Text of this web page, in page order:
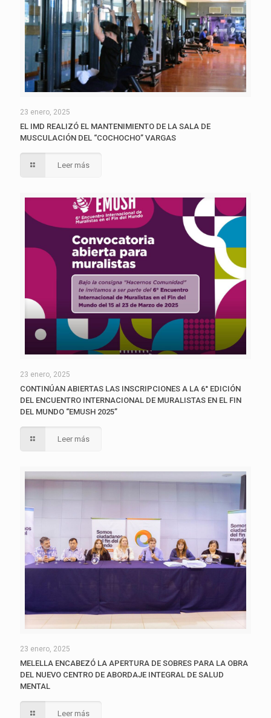
23 enero, 2025
EL IMD REALIZÓ EL MANTENIMIENTO DE LA SALA DE
MUSCULACIÓN DEL “COCHOCHO” VARGAS
Leer más
23 enero, 2025
CONTINÚAN ABIERTAS LAS INSCRIPCIONES A LA 6° EDICIÓN
DEL ENCUENTRO INTERNACIONAL DE MURALISTAS EN EL FIN
DEL MUNDO “EMUSH 2025”
Leer más
23 enero, 2025
MELELLA ENCABEZÓ LA APERTURA DE SOBRES PARA LA OBRA
DEL NUEVO CENTRO DE ABORDAJE INTEGRAL DE SALUD
MENTAL
Leer más